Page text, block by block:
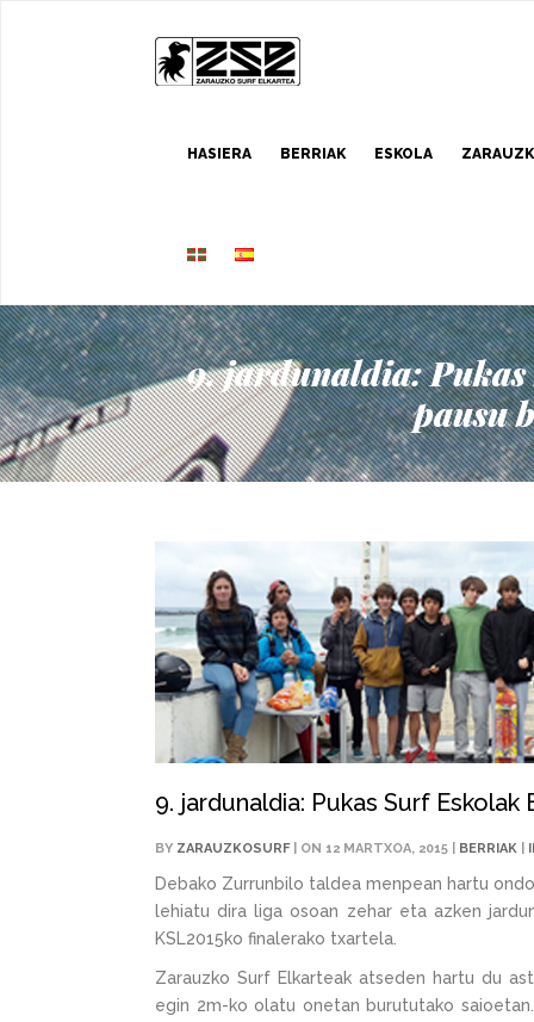
HASIERA BERRIAK ESKOLA
9. jardunaldia:
pausu
9. jardunaldia: Pukas Surf
BY ZARAUZKOSURF| ON 12 MARTXOA, 2015 | BERRIAK
Debako Zurrunbilo taldea menpean hartu
lehiatu dira liga osoan zehar eta azken
KSL2015ko finalerako txartela.
Zarauzko Surf Elkarteak atseden hartu du
egin 2m-ko olatu onetan burututako